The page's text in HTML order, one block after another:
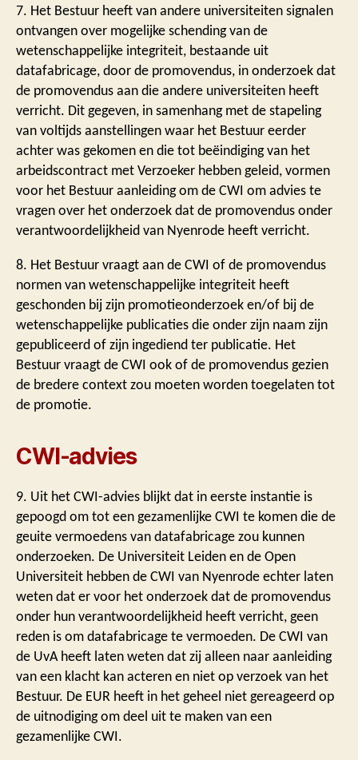
7. Het Bestuur heeft van andere universiteiten signalen
ontvangen over mogelijke schending van de
wetenschappelijke integriteit, bestaande uit
datafabricage, door de promovendus, in onderzoek dat
de promovendus aan die andere universiteiten heeft
verricht. Dit gegeven, in samenhang met de stapeling
van voltijds aanstellingen waar het Bestuur eerder
achter was gekomen en die tot beëindiging van het
arbeidscontract met Verzoeker hebben geleid, vormen
voor het Bestuur aanleiding om de CWI om advies te
vragen over het onderzoek dat de promovendus onder
verantwoordelijkheid van Nyenrode heeft verricht.
8. Het Bestuur vraagt aan de CWI of de promovendus
normen van wetenschappelijke integriteit heeft
geschonden bij zijn promotieonderzoek en/of bij de
wetenschappelijke publicaties die onder zijn naam zijn
gepubliceerd of zijn ingediend ter publicatie. Het
Bestuur vraagt de CWI ook of de promovendus gezien
de bredere context zou moeten worden toegelaten tot
de promotie.
CWI-advies
9. Uit het CWI-advies blijkt dat in eerste instantie is
gepoogd om tot een gezamenlijke CWI te komen die de
geuite vermoedens van datafabricage zou kunnen
onderzoeken. De Universiteit Leiden en de Open
Universiteit hebben de CWI van Nyenrode echter laten
weten dat er voor het onderzoek dat de promovendus
onder hun verantwoordelijkheid heeft verricht, geen
reden is om datafabricage te vermoeden. De CWI van
de UvA heeft laten weten dat zij alleen naar aanleiding
van een klacht kan acteren en niet op verzoek van het
Bestuur. De EUR heeft in het geheel niet gereageerd op
de uitnodiging om deel uit te maken van een
gezamenlijke CWI.